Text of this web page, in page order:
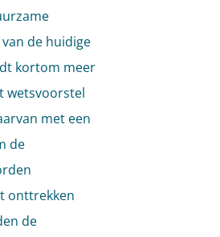
de huidige
kortom meer
wetsvoorstel
met een
de
onttrekken
de